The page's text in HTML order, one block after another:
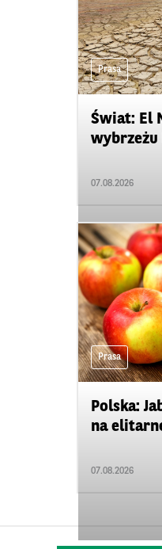
Prasa
Świat: El
07.08.2026
Prasa
Polska:
na
07.08.2026